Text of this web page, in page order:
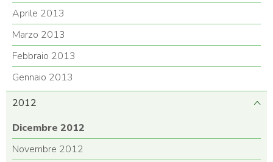
Aprile 2013
Marzo 2013
Febbraio 2013
Gennaio 2013
2012
Dicembre 2012
Novembre 2012